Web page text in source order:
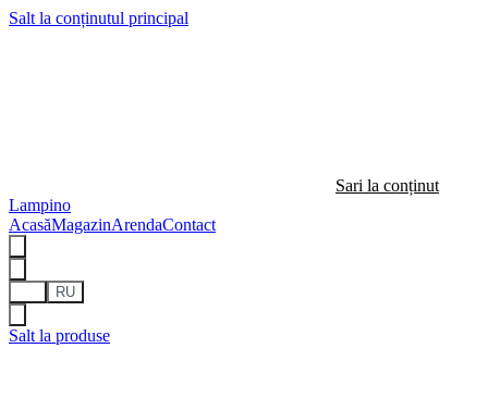
Salt la conținutul principal
Sari la conținut
Lampino
AcasăMagazinArendaContact
RU
Salt la produse